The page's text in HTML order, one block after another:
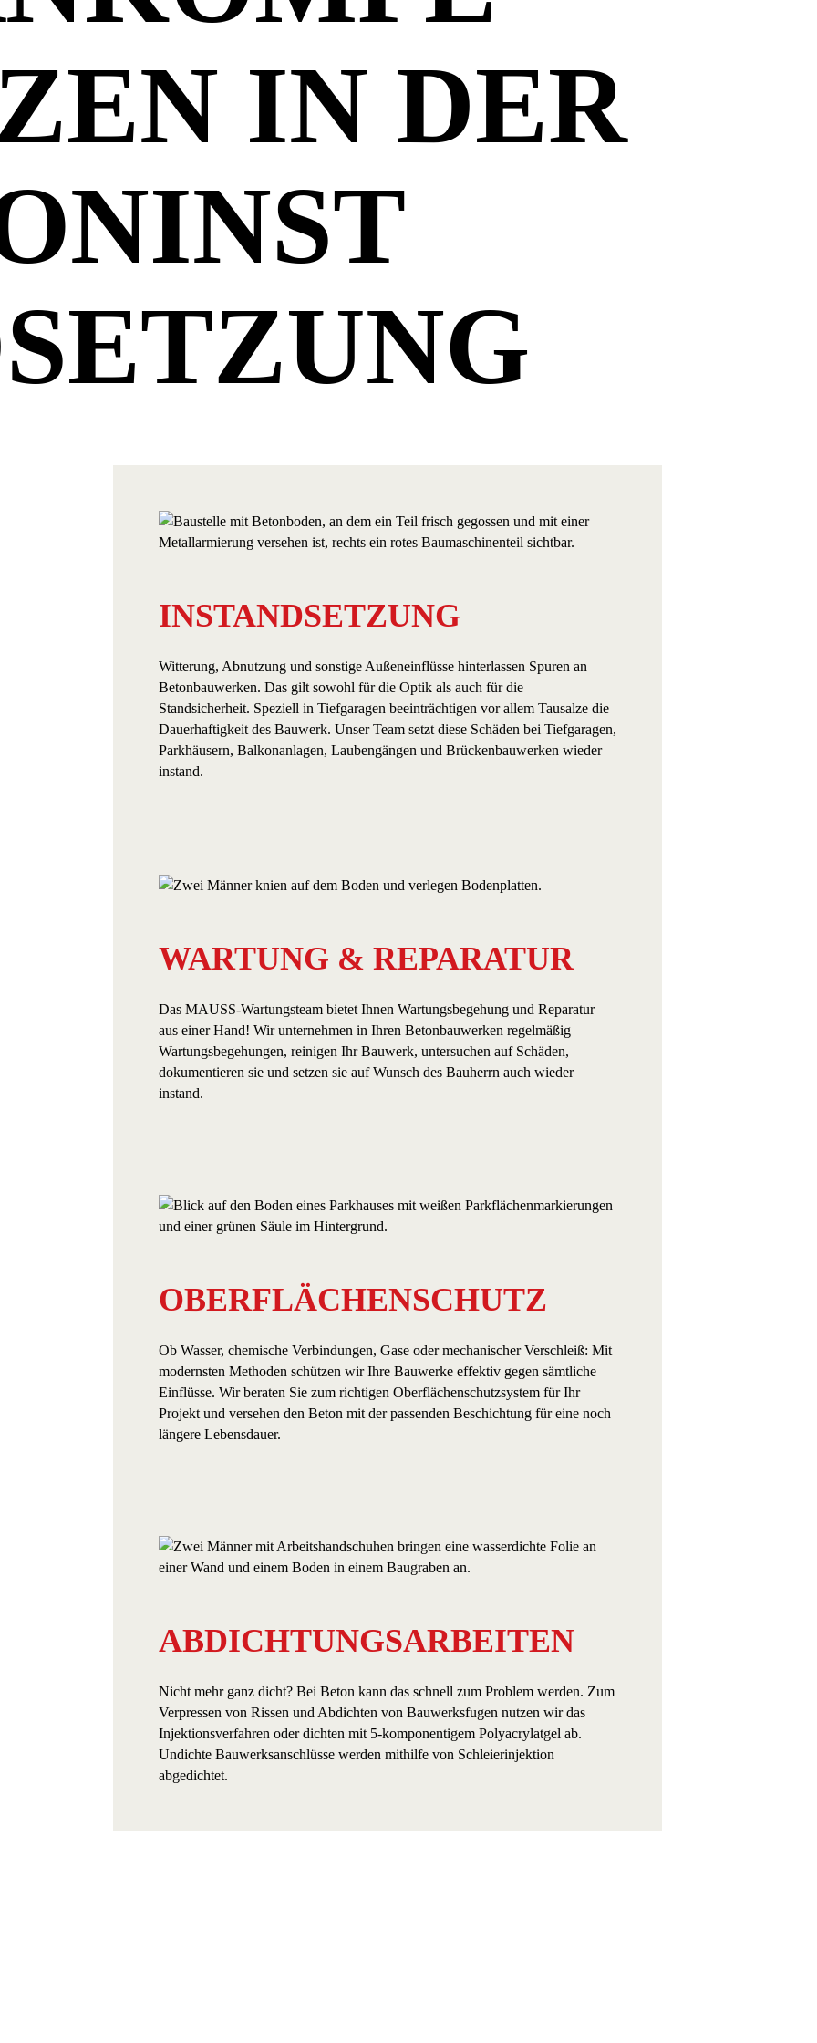
IN DER
INSTANDSETZUNG
Witterung, Abnutzung und sonstige Außeneinflüsse hinterlassen Spuren an
Betonbauwerken. Das gilt sowohl für die Optik als auch für die
Standsicherheit. Speziell in Tiefgaragen beeinträchtigen vor allem Tausalze die
Dauerhaftigkeit des Bauwerk. Unser Team setzt diese Schäden bei Tiefgaragen,
Parkhäusern, Balkonanlagen, Laubengängen und Brückenbauwerken wieder
instand.
WARTUNG & REPARATUR
Das MAUSS-Wartungsteam bietet Ihnen Wartungsbegehung und Reparatur
aus einer Hand! Wir unternehmen in Ihren Betonbauwerken regelmäßig
Wartungsbegehungen, reinigen Ihr Bauwerk, untersuchen auf Schäden,
dokumentieren sie und setzen sie auf Wunsch des Bauherrn auch wieder
instand.
OBERFLÄCHEN­SCHUTZ
Ob Wasser, chemische Verbindungen, Gase oder mechanischer Verschleiß: Mit
modernsten Methoden schützen wir Ihre Bauwerke effektiv gegen sämtliche
Einflüsse. Wir beraten Sie zum richtigen Oberflächenschutzsystem für Ihr
Projekt und versehen den Beton mit der passenden Beschichtung für eine noch
längere Lebensdauer.
ABDICHTUNGS­ARBEITEN
Nicht mehr ganz dicht? Bei Beton kann das schnell zum Problem werden. Zum
Verpressen von Rissen und Abdichten von Bauwerksfugen nutzen wir das
Injektionsverfahren oder dichten mit 5-komponentigem Polyacrylatgel ab.
Undichte Bauwerksanschlüsse werden mithilfe von Schleierinjektion
abgedichtet.